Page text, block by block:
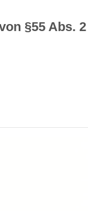
§55 Abs.